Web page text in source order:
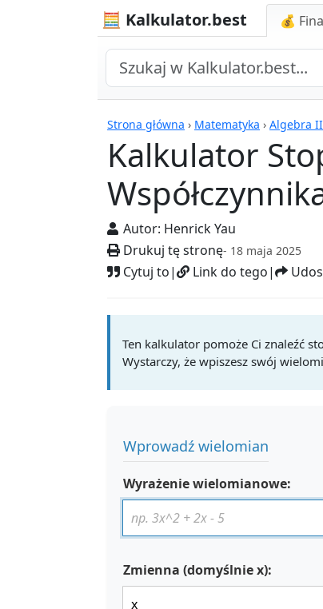
🧮 Kalkulator.best 💰
Strona główna › Matematyka › Algebra II
Kalkulator
Autor: Henrick Yau
Drukuj tę stronę- 18 maja 2025
Cytuj to| Link do tego|
Kalkulatory
Ten kalkulator pomoże Ci znaleźć
Wystarczy, że wpiszesz swój
Wprowadź wielomian
Wyrażenie wielomianowe:
Zmienna (domyślnie x):